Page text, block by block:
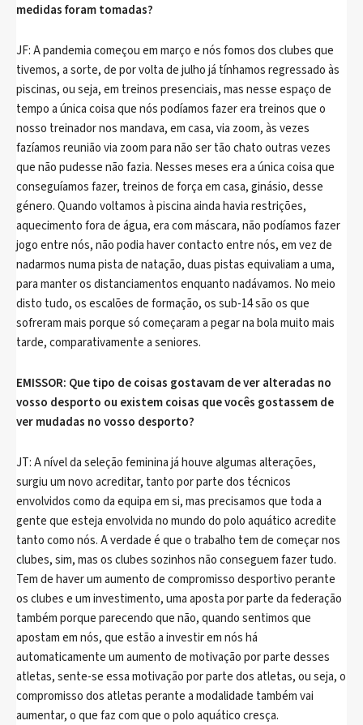
medidas foram tomadas?
JF: A pandemia começou em março e nós fomos dos clubes que
tivemos, a sorte, de por volta de julho já tínhamos regressado às
piscinas, ou seja, em treinos presenciais, mas nesse espaço de
tempo a única coisa que nós podíamos fazer era treinos que o
nosso treinador nos mandava, em casa, via zoom, às vezes
fazíamos reunião via zoom para não ser tão chato outras vezes
que não pudesse não fazia. Nesses meses era a única coisa que
conseguíamos fazer, treinos de força em casa, ginásio, desse
género. Quando voltamos à piscina ainda havia restrições,
aquecimento fora de água, era com máscara, não podíamos fazer
jogo entre nós, não podia haver contacto entre nós, em vez de
nadarmos numa pista de natação, duas pistas equivaliam a uma,
para manter os distanciamentos enquanto nadávamos. No meio
disto tudo, os escalões de formação, os sub-14 são os que
sofreram mais porque só começaram a pegar na bola muito mais
tarde, comparativamente a seniores.
EMISSOR: Que tipo de coisas gostavam de ver alteradas no
vosso desporto ou existem coisas que vocês gostassem de
ver mudadas no vosso desporto?
JT: A nível da seleção feminina já houve algumas alterações,
surgiu um novo acreditar, tanto por parte dos técnicos
envolvidos como da equipa em si, mas precisamos que toda a
gente que esteja envolvida no mundo do polo aquático acredite
tanto como nós. A verdade é que o trabalho tem de começar nos
clubes, sim, mas os clubes sozinhos não conseguem fazer tudo.
Tem de haver um aumento de compromisso desportivo perante
os clubes e um investimento, uma aposta por parte da federação
também porque parecendo que não, quando sentimos que
apostam em nós, que estão a investir em nós há
automaticamente um aumento de motivação por parte desses
atletas, sente-se essa motivação por parte dos atletas, ou seja, o
compromisso dos atletas perante a modalidade também vai
aumentar, o que faz com que o polo aquático cresça.